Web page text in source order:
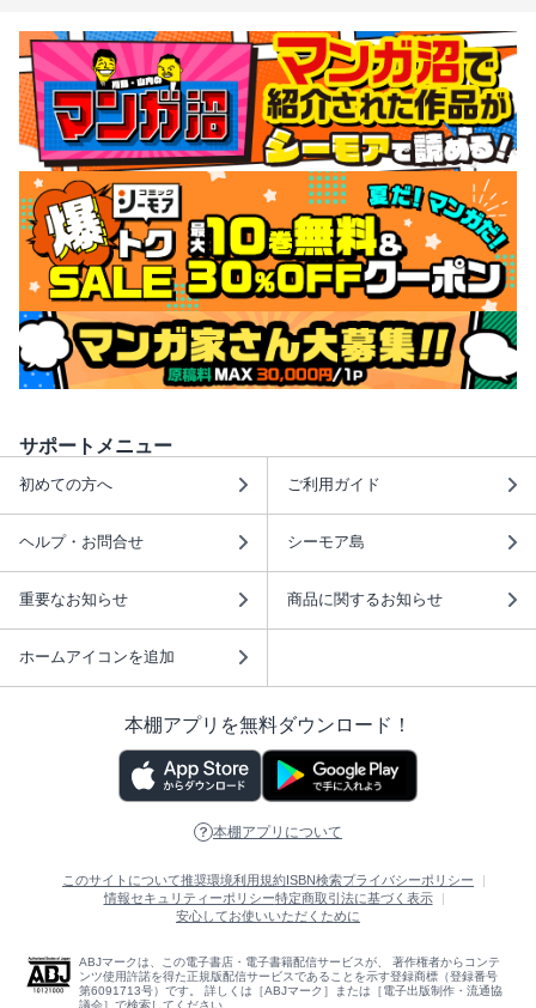
サポートメニュー
初めての方へ ご利用ガイド
ヘルプ・お問合せ シーモア島
重要なお知らせ 商品に関するお知らせ
ホームアイコンを追加
本棚アプリを無料ダウンロード！
本棚アプリについて
このサイトについて推奨環境利用規約 ISBN検索プライバシーポリシー
情報セキュリティーポリシー特定商取引法に基づく表示
安心してお使いいただくために
ABJマークは、この電子書店・電子書籍配信サービスが、 著作権者からコンテ
ンツ使用許諾を得た正規版配信サービスであることを示す登録商標（登録番号
第6091713号）です。 詳しくは［ABJマーク］または［電子出版制作・流通協